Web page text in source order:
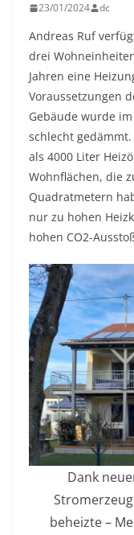
23/01/2024 dc
Andreas Ruf
drei
Jahren eine
Voraussetzungen
Gebäude wurde
schlecht
als 4000 Liter
Wohnflächen, die
Quadratmetern
nur zu hohen
hohen CO2-
Dank
beheizte –